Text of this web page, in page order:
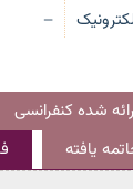
—
شده کنفرانسی
یافته